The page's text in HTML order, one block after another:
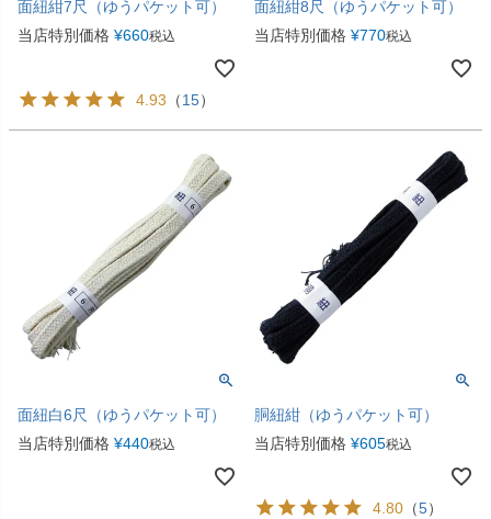
面紐紺7尺（ゆうパケット可）
当店特別価格 ¥660税込
4.93 （15）
面紐紺8尺（ゆうパケット可）
当店特別価格 ¥770税込
面紐白6尺（ゆうパケット可）
当店特別価格 ¥440税込
胴紐紺（ゆうパケット可）
当店特別価格 ¥605税込
4.80 （5）